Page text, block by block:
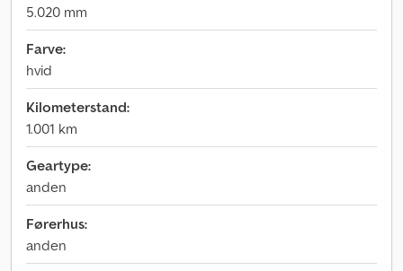
5.020 mm
Farve:
hvid
Kilometerstand:
1.001 km
Geartype:
anden
Førerhus:
anden